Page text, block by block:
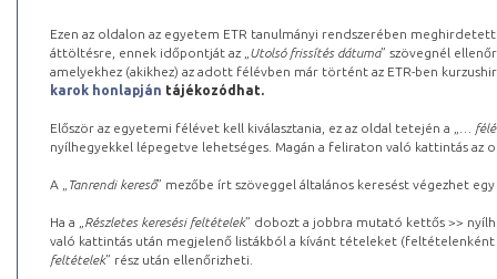
Ezen az oldalon az egyetem ETR tanulmányi rendszerében
áttöltésre, ennek időpontját az „ Utolsó frissítés dátuma” szövegnél
amelyekhez (akikhez) az adott félévben már történt az ETR-ben
karok honlapján tájékozódhat.
Először az egyetemi félévet kell kiválasztania, ez az oldal tetején a „
…
nyílhegyekkel lépegetve lehetséges. Magán a feliraton való kattintás az
A „ Tanrendi kereső” mezőbe írt szöveggel általános keresést végezhet
Ha a „ Részletes keresési feltételek” dobozt a jobbra mutató kettős >>
való kattintás után megjelenő listákból a kívánt tételeket (feltételenként
feltételek” rész után ellenőrizheti.